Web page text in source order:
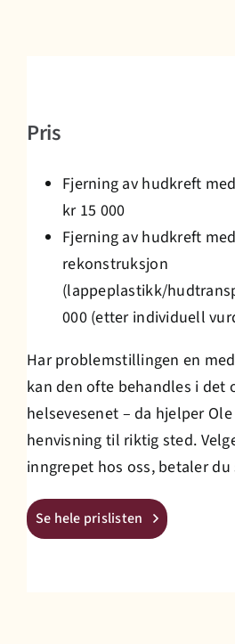
Pris
Fjerning av hudkreft
kr 15 000
Fjerning av hudkreft
rekonstruksjon
(lappeplastikk/
000 (etter individuell
Har problemstillingen en
kan den ofte behandles i det
helsevesenet – da hjelper
henvisning til riktig sted.
inngrepet hos oss, betaler du
Se hele prislisten